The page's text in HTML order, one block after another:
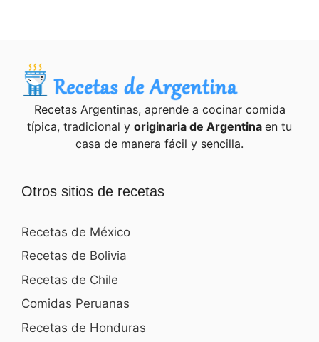
Recetas Argentinas, aprende a cocinar comida
típica, tradicional y originaria de Argentina en tu
casa de manera fácil y sencilla.
Otros sitios de recetas
Recetas de México
Recetas de Bolivia
Recetas de Chile
Comidas Peruanas
Recetas de Honduras